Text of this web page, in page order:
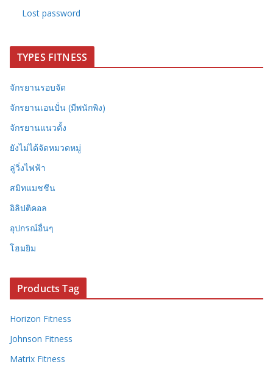
Lost password
TYPES FITNESS
จักรยานรอบจัด
จักรยานเอนปั่น (มีพนักพิง)
จักรยานแนวตั้ง
ยังไม่ได้จัดหมวดหมู่
ลู่วิ่งไฟฟ้า
สมิทแมชชีน
อิลิปติคอล
อุปกรณ์อื่นๆ
โฮมยิม
Products Tag
Horizon Fitness
Johnson Fitness
Matrix Fitness